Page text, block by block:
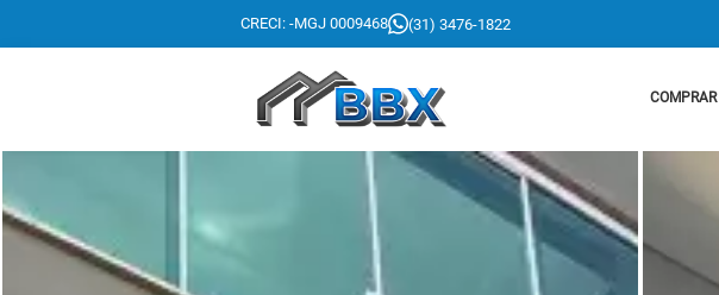
CRECI: -MGJ 0009468 (31) 3476-1822
COMPRAR